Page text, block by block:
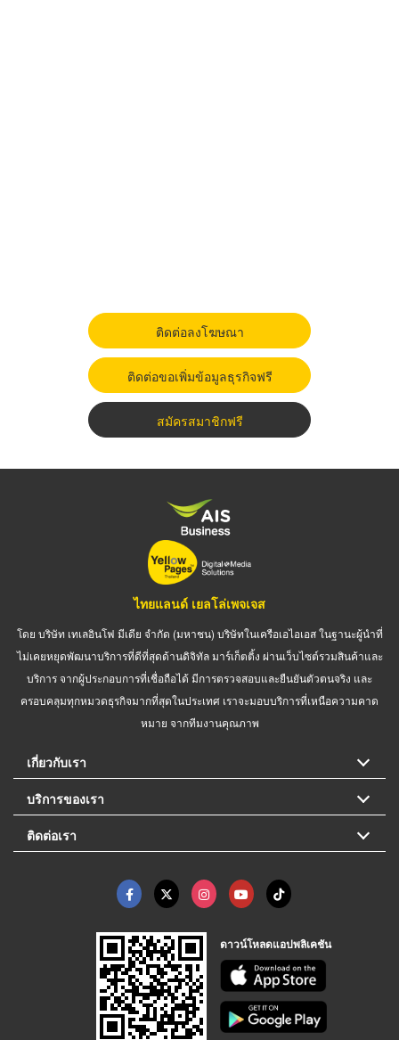
ติดต่อลงโฆษณา
ติดต่อขอเพิ่มข้อมูลธุรกิจฟรี
สมัครสมาชิกฟรี
ไทยแลนด์ เยลโล่เพจเจส
โดย บริษัท เทเลอินโฟ มีเดีย จำกัด (มหาชน) บริษัทในเครือเอไอเอส ในฐานะผู้นำที่
ไม่เคยหยุดพัฒนาบริการที่ดีที่สุดด้านดิจิทัล มาร์เก็ตติ้ง ผ่านเว็บไซต์รวมสินค้าและ
บริการ จากผู้ประกอบการที่เชื่อถือได้ มีการตรวจสอบและยืนยันตัวตนจริง และ
ครอบคลุมทุกหมวดธุรกิจมากที่สุดในประเทศ เราจะมอบบริการที่เหนือความคาด
หมาย จากทีมงานคุณภาพ
เกี่ยวกับเรา
บริการของเรา
ติดต่อเรา
ดาวน์โหลดแอปพลิเคชัน